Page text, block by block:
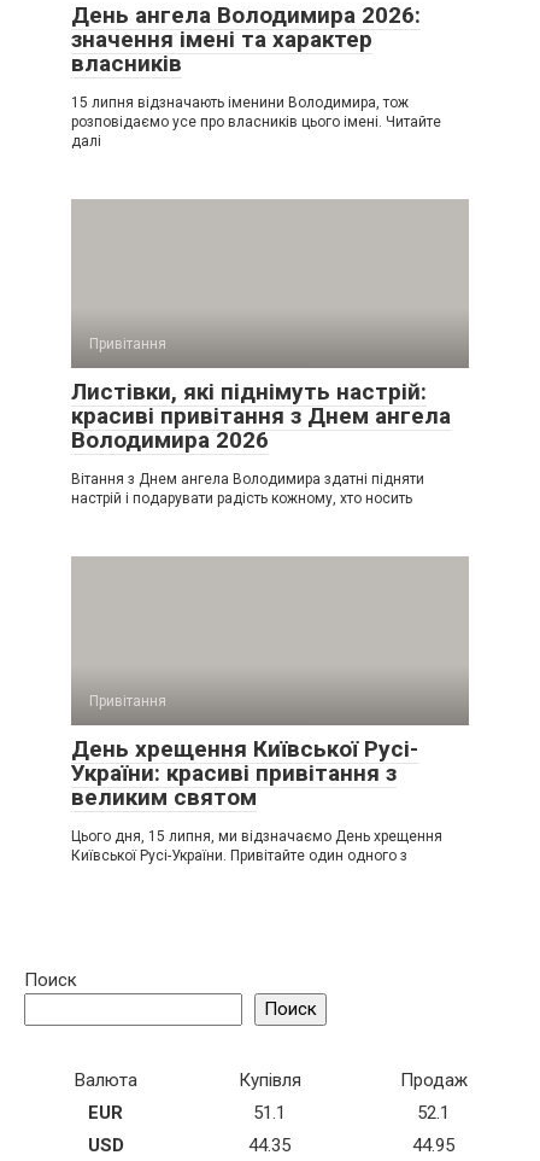
День ангела Володимира 2026:
значення імені та характер
власників
15 липня відзначають іменини Володимира, тож
розповідаємо усе про власників цього імені. Читайте
далі
Привітання
Листівки, які піднімуть настрій:
красиві привітання з Днем ангела
Володимира 2026
Вітання з Днем ангела Володимира здатні підняти
настрій і подарувати радість кожному, хто носить
Привітання
День хрещення Київської Русі-
України: красиві привітання з
великим святом
Цього дня, 15 липня, ми відзначаємо День хрещення
Київської Русі-України. Привітайте один одного з
Поиск
Поиск
Валюта Купівля
Продаж
EUR
51.1
52.1
USD
44.35 44.95